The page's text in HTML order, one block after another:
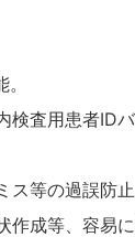
査用患者ID
等の過誤防止
成等、容易